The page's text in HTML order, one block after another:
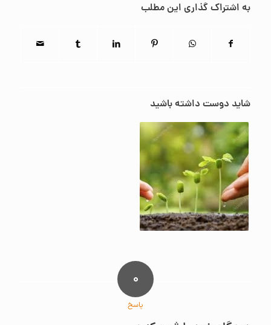
به اشتراک گذاری این مطلب
شاید دوست داشته باشید
۰
پاسخ